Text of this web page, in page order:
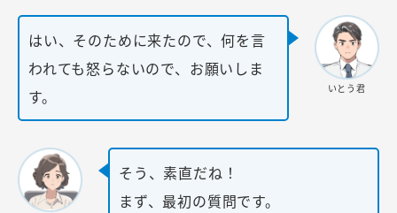
はい、そのために来たので、何を言
われても怒らないので、お願いしま
す。
いとう君
そう、素直だね！
まず、最初の質問です。